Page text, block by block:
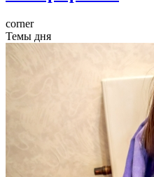
corner
Темы дня